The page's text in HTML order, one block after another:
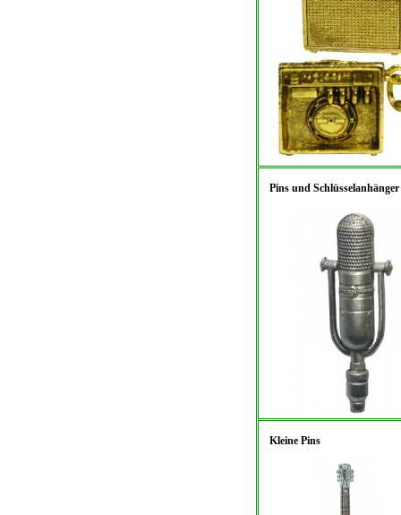
Pins und Schlüsselanhänger
Kleine Pins